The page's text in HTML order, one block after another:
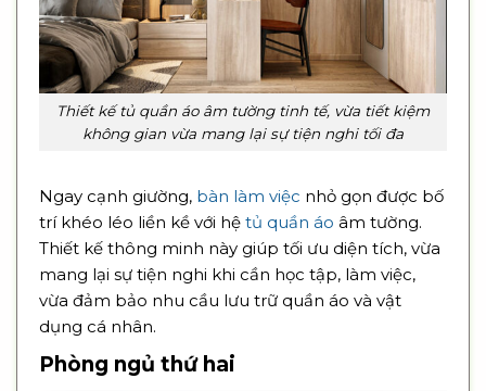
Thiết kế tủ quần áo âm tường tinh tế, vừa tiết kiệm
không gian vừa mang lại sự tiện nghi tối đa
Ngay cạnh giường, bàn làm việc nhỏ gọn được bố
trí khéo léo liền kề với hệ tủ quần áo âm tường.
Thiết kế thông minh này giúp tối ưu diện tích, vừa
mang lại sự tiện nghi khi cần học tập, làm việc,
vừa đảm bảo nhu cầu lưu trữ quần áo và vật
dụng cá nhân.
Phòng ngủ thứ hai